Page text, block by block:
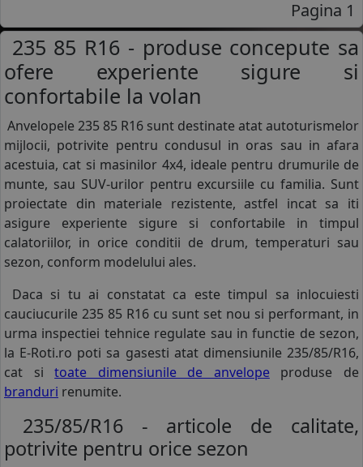
Pagina 1
235 85 R16 - produse concepute sa
ofere experiente sigure si
confortabile la volan
Anvelopele 235 85 R16 sunt destinate atat autoturismelor
mijlocii, potrivite pentru condusul in oras sau in afara
acestuia, cat si masinilor 4x4, ideale pentru drumurile de
munte, sau SUV-urilor pentru excursiile cu familia. Sunt
proiectate din materiale rezistente, astfel incat sa iti
asigure experiente sigure si confortabile in timpul
calatoriilor, in orice conditii de drum, temperaturi sau
sezon, conform modelului ales.
Daca si tu ai constatat ca este timpul sa inlocuiesti
cauciucurile 235 85 R16 cu sunt set nou si performant, in
urma inspectiei tehnice regulate sau in functie de sezon,
la E-Roti.ro poti sa gasesti atat dimensiunile 235/85/R16,
cat sitoate dimensiunile de anvelopeproduse de
branduri renumite.
235/85/R16 - articole de calitate,
potrivite pentru orice sezon